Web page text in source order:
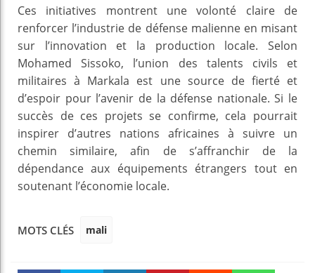
Ces initiatives montrent une volonté claire de
renforcer l’industrie de défense malienne en misant
sur l’innovation et la production locale. Selon
Mohamed Sissoko, l’union des talents civils et
militaires à Markala est une source de fierté et
d’espoir pour l’avenir de la défense nationale. Si le
succès de ces projets se confirme, cela pourrait
inspirer d’autres nations africaines à suivre un
chemin similaire, afin de s’affranchir de la
dépendance aux équipements étrangers tout en
soutenant l’économie locale.
MOTS CLÉS mali